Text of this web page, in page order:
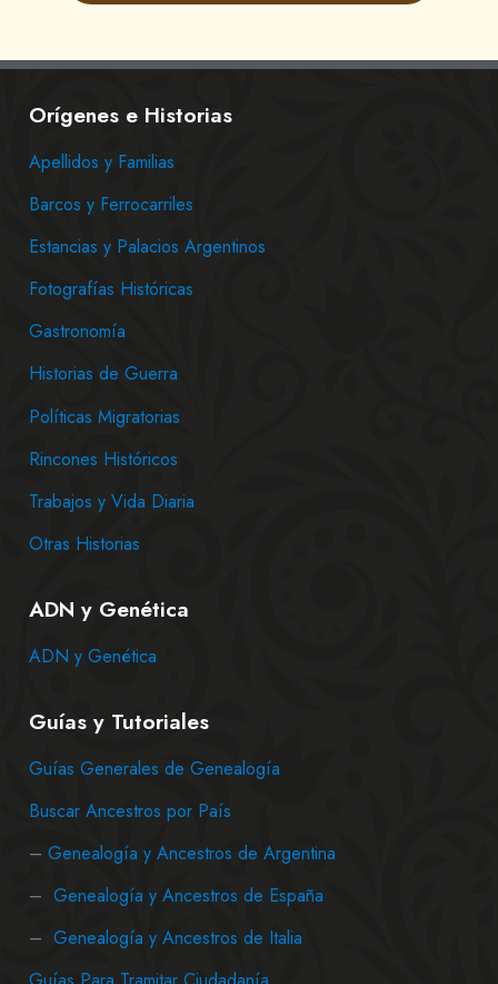
Orígenes e Historias
Apellidos y Familias
Barcos y Ferrocarriles
Estancias y Palacios Argentinos
Fotografías Históricas
Gastronomía
Historias de Guerra
Políticas Migratorias
Rincones Históricos
Trabajos y Vida Diaria
Otras Historias
ADN y Genética
ADN y Genética
Guías y Tutoriales
Guías Generales de Genealogía
Buscar Ancestros por País
– Genealogía y Ancestros de Argentina
– Genealogía y Ancestros de España
– Genealogía y Ancestros de Italia